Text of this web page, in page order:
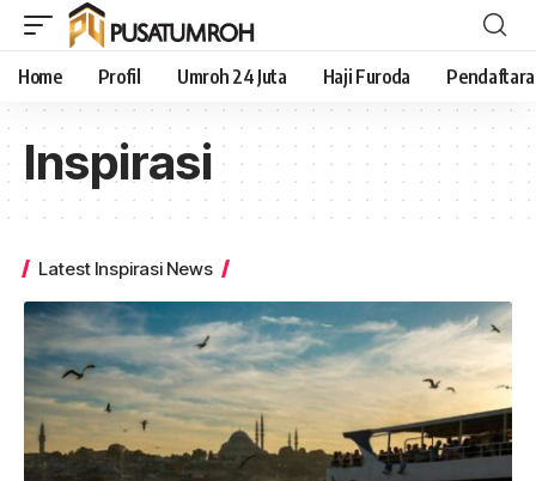
Home Profil Umroh 24 Juta Haji Furoda
Inspirasi
Latest Inspirasi News